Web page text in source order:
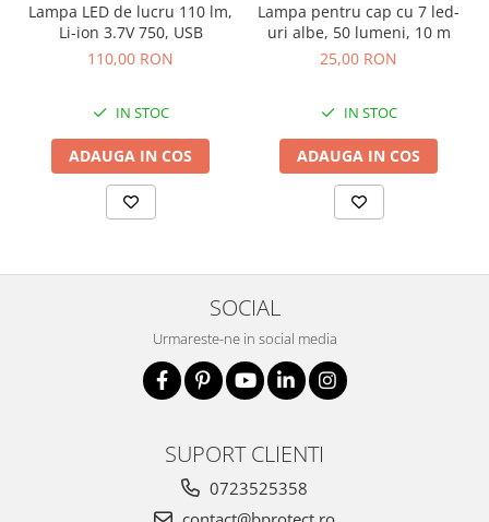
Lampa LED de lucru 110 lm,
Li-ion 3.7V 750, USB
110,00 RON
IN STOC
ADAUGA IN COS
Lampa pentru cap cu 7 led-
uri albe, 50 lumeni, 10 m
25,00 RON
IN STOC
ADAUGA IN COS
SOCIAL
Urmareste-ne in social media
SUPORT CLIENTI
0723525358